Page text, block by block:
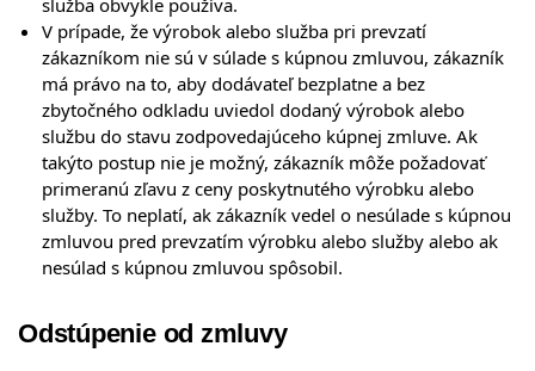
V prípade, že výrobok alebo služba pri prevzatí
zákazníkom nie sú v súlade s kúpnou zmluvou, zákazník
má právo na to, aby dodávateľ bezplatne a bez
zbytočného odkladu uviedol dodaný výrobok alebo
službu do stavu zodpovedajúceho kúpnej zmluve. Ak
takýto postup nie je možný, zákazník môže požadovať
primeranú zľavu z ceny poskytnutého výrobku alebo
služby. To neplatí, ak zákazník vedel o nesúlade s kúpnou
zmluvou pred prevzatím výrobku alebo služby alebo ak
nesúlad s kúpnou zmluvou spôsobil.
Odstúpenie od zmluvy